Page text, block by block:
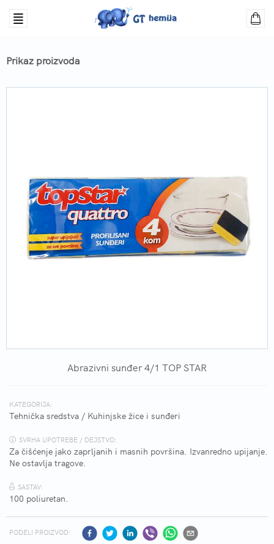
Prikaz proizvoda
Abrazivni sunđer 4/1 TOP STAR
KATEGORIJA:
Tehnička sredstva / Kuhinjske žice i sunđeri
SVRHA UPOTREBE / DEJSTVO:
Za čišćenje jako zaprljanih i masnih površina. Izvanredno upijanje.
Ne ostavlja tragove.
SASTAV:
100 poliuretan.
PODELI PROIZVOD: